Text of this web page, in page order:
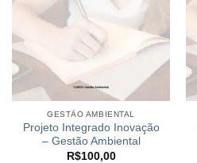
GESTÃO AMBIENTAL
Projeto Integrado Inovação
– Gestão Ambiental
R$100,00